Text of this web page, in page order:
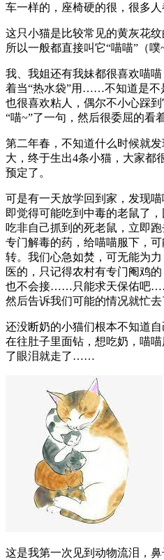
车一样的，座椅硬的很，很多人
这只小猫是比较常见的黄灰花
所以一般都直接叫它“喵喵”（噗
我、我姐还有我妹都很喜欢喵
着当“热水袋”用……不知道是不
也很喜欢粘人，偶尔不小心踩
“喵~”了一句，然后很委屈的
第二年春，不知道什么时候就
大，终于生出4条小猫，大家都
预定了。
可是有一天放学回到家，发现
即觉得可能吃到中毒的老鼠了
吃非自己抓到的死老鼠，立即
专门解毒的药，给喵喵服下，
转。我们心急如焚，可无能为
医的，只记得农村有专门阉鸡
也不会接……只能求天保佑吧
然后告诉我们可能的情况就忙去
还没断奶的小猫们根本不知道
在往肚子里面钻，想吃奶，喵
了眼泪就走了……
这是我第一次见到动物流泪，